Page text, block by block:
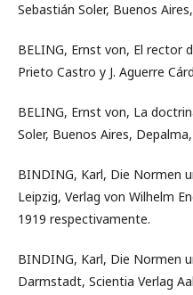
Sebastián Soler, Buenos
BELING, Ernst von, El rector
Prieto Castro y J. Aguerre
BELING, Ernst von, La
Soler, Buenos Aires,
BINDING, Karl, Die Normen
Leipzig, Verlag von Wilhelm
1919 respectivamente.
BINDING, Karl, Die Normen
Darmstadt, Scientia Verlag